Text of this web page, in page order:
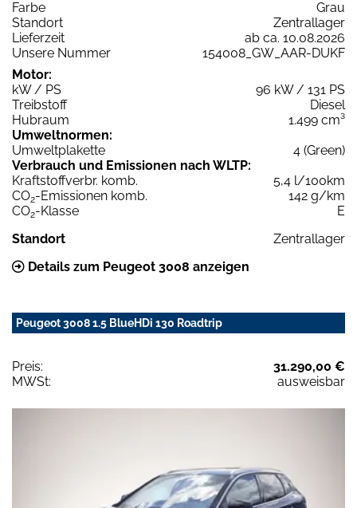
Farbe
Grau
Standort
Zentrallager
Lieferzeit
ab ca. 10.08.2026
Unsere Nummer
154008_GW_AAR-DUKF
Motor:
kW / PS
96 kW / 131 PS
Treibstoff
Diesel
Hubraum
1.499 cm³
Umweltnormen:
Umweltplakette
4 (Green)
Verbrauch und Emissionen nach WLTP:
Kraftstoffverbr. komb.
5,4 l/100km
CO2-Emissionen komb.
142 g/km
CO2-Klasse
E
Standort
Zentrallager
Details zum Peugeot 3008 anzeigen
Peugeot 3008 1.5 BlueHDi 130 Roadtrip
Preis:
31.290,00 €
MWSt:
ausweisbar